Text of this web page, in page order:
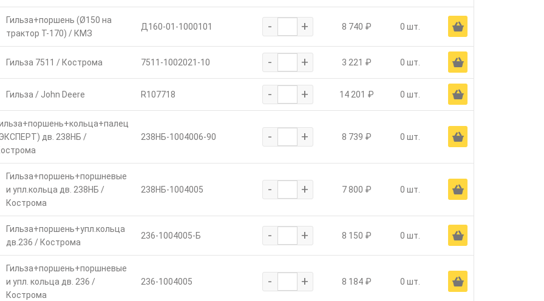
Гильза+поршень (Ø150 на
трактор Т-170) / КМЗ
Д160-01-1000101 - + 8 740 ₽ 0 шт. Ä
Гильза 7511 / Кострома 7511-1002021-10 - + 3 221 ₽ 0 шт. Ä
Гильза / John Deere R107718 - + 14 201 ₽ 0 шт. Ä
дв. 238НБ /
238НБ-1004006-90 - + 8 739 ₽ 0 шт. Ä
Гильза+поршень+поршневые
и упл.кольца дв. 238НБ /
Кострома
238НБ-1004005 - + 7 800 ₽ 0 шт. Ä
Гильза+поршень+упл.кольца
дв.236 / Кострома
236-1004005-Б - + 8 150 ₽ 0 шт. Ä
Гильза+поршень+поршневые
и упл. кольца дв. 236 /
Кострома
236-1004005 - + 8 184 ₽ 0 шт. Ä